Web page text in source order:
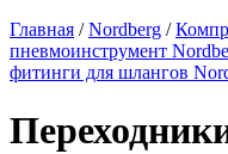
Главная /Nordberg /
пневмоинструмент
фитинги для шлангов